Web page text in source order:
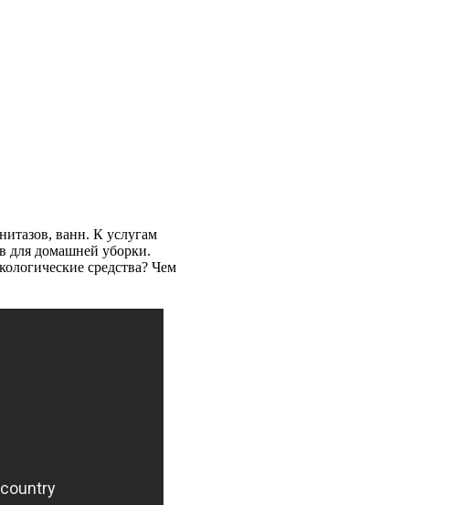
ванн. К услугам
для домашней уборки.
средства? Чем